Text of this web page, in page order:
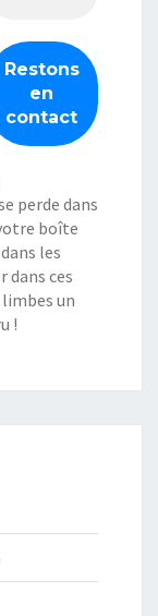
perde dans
boîte
les
ces
un
!